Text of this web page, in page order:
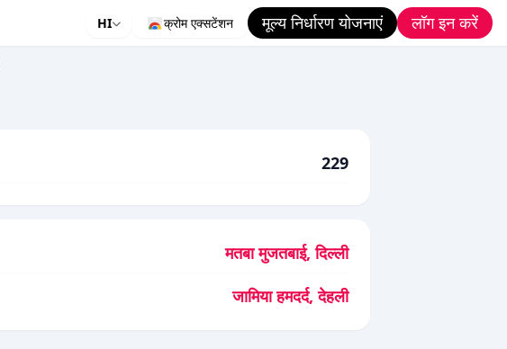
HI क्रोम एक्सटेंशन मूल्य निर्धारण योजनाएं लॉग इन करें
229
मतबा मुजतबाई, दिल्ली
जामिया हमदर्द, देहली